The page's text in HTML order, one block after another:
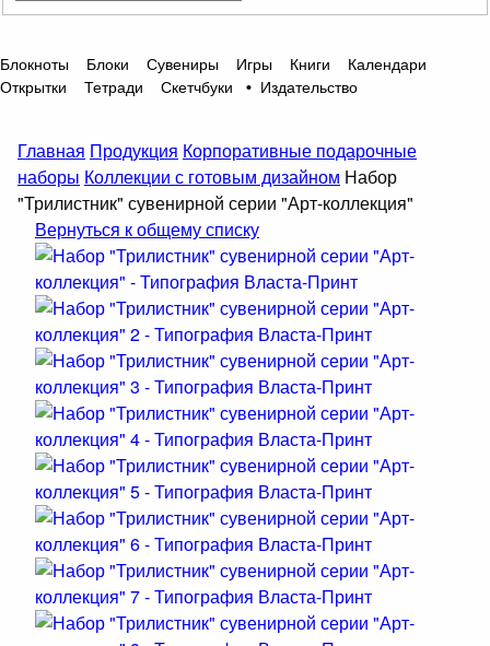
Блокноты Блоки Сувениры Игры Книги
Календари
Открытки
Тетради Скетчбуки • Издательство
Главная Продукция Корпоративные подарочные
наборы Коллекции с готовым дизайном Набор
"Трилистник" сувенирной серии "Арт-коллекция"
Вернуться к общему списку